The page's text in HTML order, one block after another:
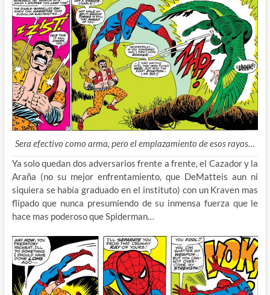
Sera efectivo como arma, pero el emplazamiento de esos rayos…
Ya solo quedan dos adversarios frente a frente, el Cazador y la
Araña (no su mejor enfrentamiento, que DeMatteis aun ni
siquiera se había graduado en el instituto) con un Kraven mas
flipado que nunca presumiendo de su inmensa fuerza que le
hace mas poderoso que Spiderman…